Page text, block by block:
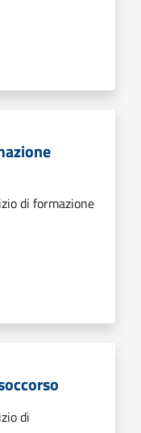
di formazione
di